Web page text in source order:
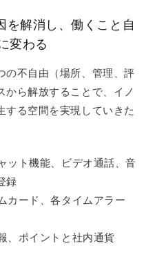
を解消し、働くこと自
変わる
の不自由（場所、管理、評
から解放することで、イノ
する空間を実現していきた
ット機能、ビデオ通話、音
録
カード、各タイムアラー
、ポイントと社内通貨